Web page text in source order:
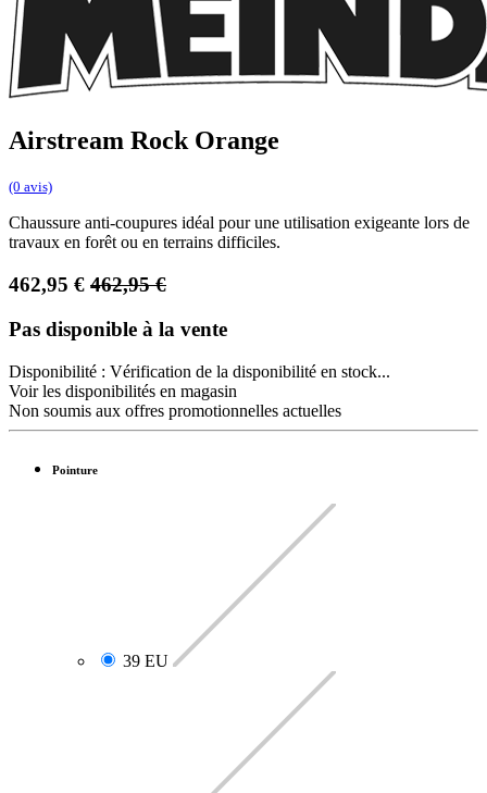
Airstream Rock Orange
(0 avis)
Chaussure anti-coupures idéal pour une utilisation exigeante lors de
travaux en forêt ou en terrains difficiles.
462,95 € 462,95€
Pas disponible à la vente
Disponibilité : Vérification de la disponibilité en stock...
Voir les disponibilités en magasin
Non soumis aux offres promotionnelles actuelles
Pointure
39 EU